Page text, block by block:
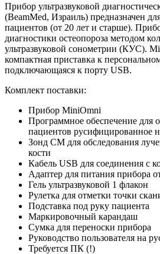
Прибор ультразвуковой
(BeamMed, Израиль) предназначен
пациентов (от 20 лет и старше).
диагностики остеопороза методом
ультразвуковой сонометрии (КУС).
компактная приставка к
подключающаяся к порту USB.
Комплект поставки:
Прибор MiniOmni
Программное обеспечение для
пациентов русифицированное
Зонд CM для обследования
кости
Кабель USB для соединения с
Адаптер для питания прибора
Гель ультразвуковой 1 флакон
Рулетка для отметки точки
Подставка под руку пациента
Маркировочный карандаш
Сумка для переноски прибора
Руководство пользователя на
Требуется ПК (!)